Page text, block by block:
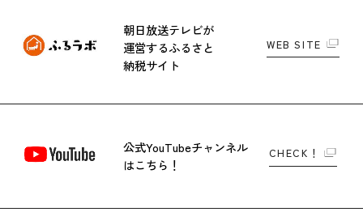
朝日放送テレビが
運営するふるさと
納税サイト
WEB SITE
公式YouTubeチャンネル
はこちら！
CHECK！